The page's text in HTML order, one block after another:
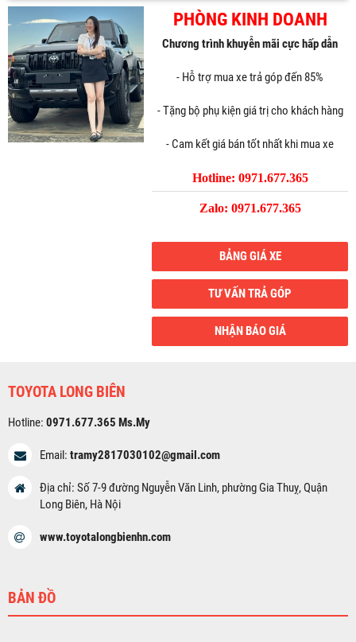
PHÒNG KINH DOANH
Chương trình khuyễn mãi cực hấp dẫn
- Hỗ trợ mua xe trả góp đến 85%
- Tặng bộ phụ kiện giá trị cho khách hàng
- Cam kết giá bán tốt nhất khi mua xe
Hotline: 0971.677.365
Zalo: 0971.677.365
BẢNG GIÁ XE
TƯ VẤN TRẢ GÓP
NHẬN BÁO GIÁ
TOYOTA LONG BIÊN
Hotline: 0971.677.365 Ms.My
Email: tramy2817030102@gmail.com
Địa chỉ: Số 7-9 đường Nguyễn Văn Linh, phường Gia Thuỵ, Quận
Long Biên, Hà Nội
www.toyotalongbienhn.com
BẢN ĐỒ